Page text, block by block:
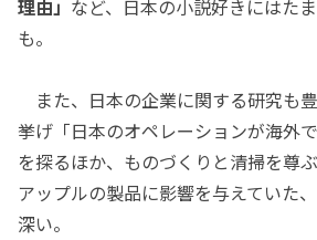
理由」 など、日本の小説好きにはた
も。
また、日本の企業に関する研究も
挙げ「日本のオペレーションが海外
を探るほか、ものづくりと清掃を尊
アップルの製品に影響を与えていた
深い。